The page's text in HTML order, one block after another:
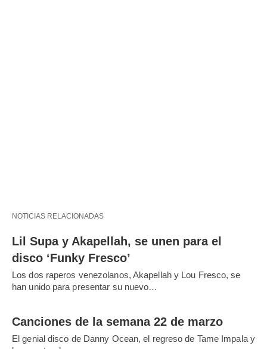
NOTICIAS RELACIONADAS
Lil Supa y Akapellah, se unen para el
disco ‘Funky Fresco’
Los dos raperos venezolanos, Akapellah y Lou Fresco, se
han unido para presentar su nuevo…
Canciones de la semana 22 de marzo
El genial disco de Danny Ocean, el regreso de Tame Impala y